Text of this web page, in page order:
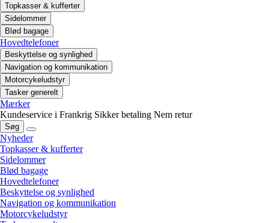
Topkasser & kufferter
Sidelommer
Blød bagage
Hovedtelefoner
Beskyttelse og synlighed
Navigation og kommunikation
Motorcykeludstyr
Tasker generelt
Mærker
Kundeservice i Frankrig Sikker betaling Nem retur
Søg
Nyheder
Topkasser & kufferter
Sidelommer
Blød bagage
Hovedtelefoner
Beskyttelse og synlighed
Navigation og kommunikation
Motorcykeludstyr